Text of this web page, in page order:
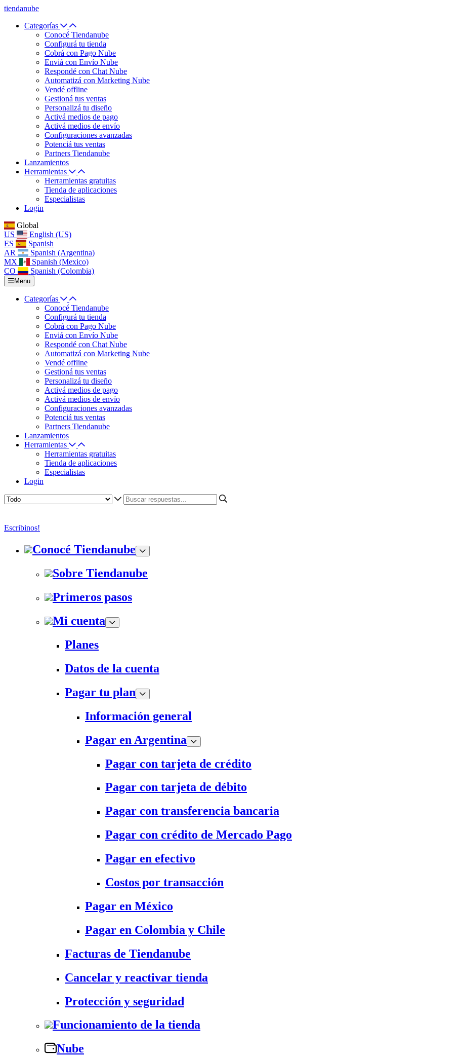
tiendanube
Categorías
Conocé Tiendanube
Configurá tu tienda
Cobrá con Pago Nube
Enviá con Envío Nube
Respondé con Chat Nube
Automatizá con Marketing Nube
Vendé offline
Gestioná tus ventas
Personalizá tu diseño
Activá medios de pago
Activá medios de envío
Configuraciones avanzadas
Potenciá tus ventas
Partners Tiendanube
Lanzamientos
Herramientas
Herramientas gratuitas
Tienda de aplicaciones
Especialistas
Login
Global
US
English (US)
ES
Spanish
AR
Spanish (Argentina)
MX
Spanish (Mexico)
CO
Spanish (Colombia)
Menu
Categorías
Conocé Tiendanube
Configurá tu tienda
Cobrá con Pago Nube
Enviá con Envío Nube
Respondé con Chat Nube
Automatizá con Marketing Nube
Vendé offline
Gestioná tus ventas
Personalizá tu diseño
Activá medios de pago
Activá medios de envío
Configuraciones avanzadas
Potenciá tus ventas
Partners Tiendanube
Lanzamientos
Herramientas
Herramientas gratuitas
Tienda de aplicaciones
Especialistas
Login
Escribinos!
Conocé Tiendanube
Sobre Tiendanube
Primeros pasos
Mi cuenta
Planes
Datos de la cuenta
Pagar tu plan
Información general
Pagar en Argentina
Pagar con tarjeta de crédito
Pagar con tarjeta de débito
Pagar con transferencia bancaria
Pagar con crédito de Mercado Pago
Pagar en efectivo
Costos por transacción
Pagar en México
Pagar en Colombia y Chile
Facturas de Tiendanube
Cancelar y reactivar tienda
Protección y seguridad
Funcionamiento de la tienda
Nube